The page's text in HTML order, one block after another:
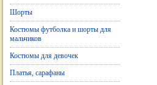
Шорты
Костюмы футболка и шорты для
мальчиков
Костюмы для девочек
Платья, сарафаны